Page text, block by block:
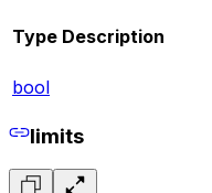
Type Description
bool
limits